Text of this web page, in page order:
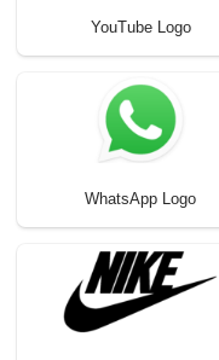
YouTube Logo
WhatsApp Logo